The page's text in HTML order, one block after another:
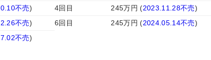
不売) 4回目 245万円 (2023.11.28不売)
不売) 6回目 245万円 (2024.05.14不売)
不売)